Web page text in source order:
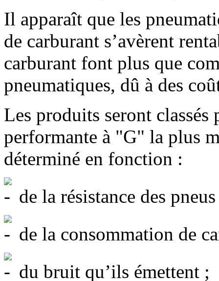
Il apparaît que les
de carburant s’avèrent
carburant font plus que
pneumatiques, dû à des
Les produits seront
performante à "G" la plus
déterminé en fonction :
de la résistance des
de la consommation de
du bruit qu’ils émettent ;